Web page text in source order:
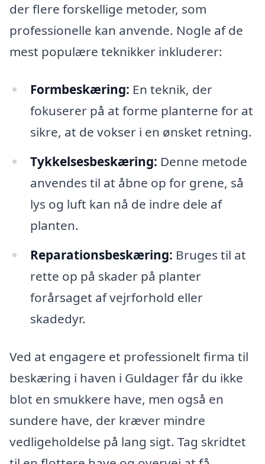
der flere forskellige metoder, som
professionelle kan anvende. Nogle af de
mest populære teknikker inkluderer:
Formbeskæring: En teknik, der
fokuserer på at forme planterne for at
sikre, at de vokser i en ønsket retning.
Tykkelsesbeskæring: Denne metode
anvendes til at åbne op for grene, så
lys og luft kan nå de indre dele af
planten.
Reparationsbeskæring: Bruges til at
rette op på skader på planter
forårsaget af vejrforhold eller
skadedyr.
Ved at engagere et professionelt firma til
beskæring i haven i Guldager får du ikke
blot en smukkere have, men også en
sundere have, der kræver mindre
vedligeholdelse på lang sigt. Tag skridtet